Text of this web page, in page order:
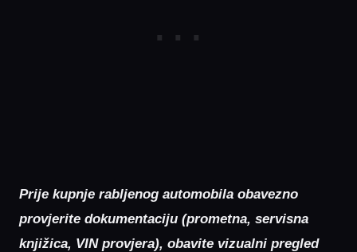
Prije kupnje rabljenog automobila obavezno
provjerite dokumentaciju (prometna, servisna
knjižica, VIN provjera), obavite vizualni pregled